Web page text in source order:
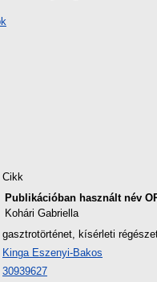
Cikk
Publikációban használt név
Kohári Gabriella
gasztrotörténet, kísérleti
Kinga Eszenyi-Bakos
30939627